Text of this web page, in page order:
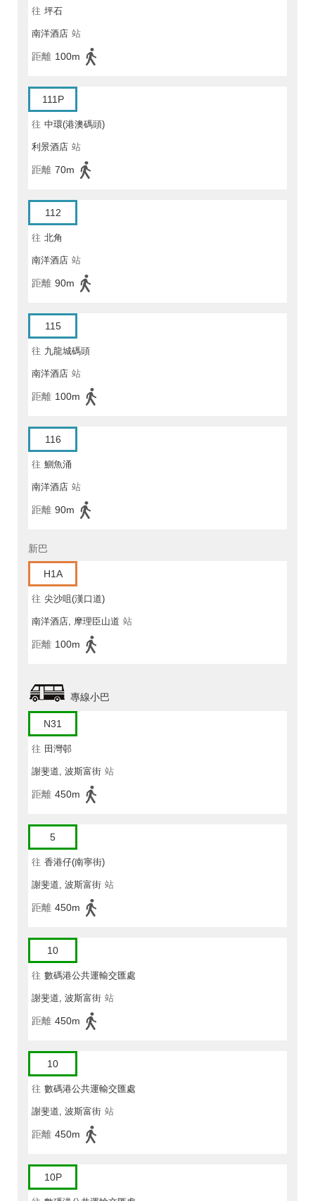
往 坪石
南洋酒店 站
距離 100m
111P
往 中環(港澳碼頭)
利景酒店 站
距離 70m
112
往 北角
南洋酒店 站
距離 90m
115
往 九龍城碼頭
南洋酒店 站
距離 100m
116
往 鰂魚涌
南洋酒店 站
距離 90m
新巴
H1A
往 尖沙咀(漢口道)
南洋酒店, 摩理臣山道 站
距離 100m
專線小巴
N31
往 田灣邨
謝斐道, 波斯富街 站
距離 450m
5
往 香港仔(南寧街)
謝斐道, 波斯富街 站
距離 450m
10
往 數碼港公共運輸交匯處
謝斐道, 波斯富街 站
距離 450m
10
往 數碼港公共運輸交匯處
謝斐道, 波斯富街 站
距離 450m
10P